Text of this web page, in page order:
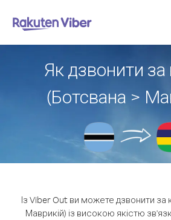
Як дзвонити
(Ботсвана >
Із Viber Out ви можете дзвонити за
Маврикій) із високою якістю